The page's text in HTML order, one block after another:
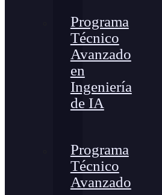
Programa
Técnico
Avanzado
en
Ingeniería
de IA
Programa
Técnico
Avanzado